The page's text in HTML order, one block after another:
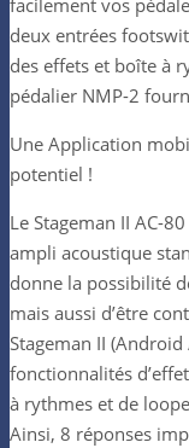
facilement vos
deux entrées
des effets et boîte à
pédalier NMP-2
Une Application
potentiel !
Le Stageman II AC-
ampli acoustique
donne la possibilité
mais aussi d’être
Stageman II
fonctionnalités
à rythmes et de
Ainsi, 8 réponses